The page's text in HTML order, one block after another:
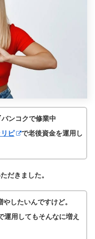
ンコクで修業中
ピ
で老後資金を運用し
だきました。
したいんですけど。
運用してもそんなに増え